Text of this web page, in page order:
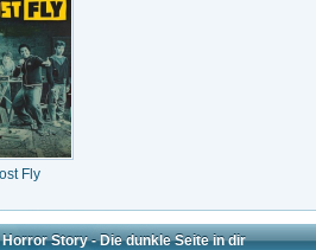
Fly
Story - Die dunkle Seite in dir